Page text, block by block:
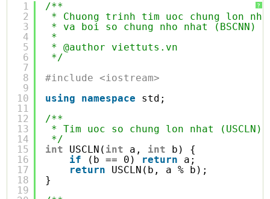
?
1
2
3
4
5
6
7
8
9
10
11
12
13
14
15
16
17
18
19
/**
* Chuong trinh tim uoc chung lon
* va boi so chung nho nhat (BSCNN)
*
* @author viettuts.vn
*/
#include <iostream>
using
namespace
std;
/**
* Tim uoc so chung lon nhat (USCLN)
*/
int
USCLN( int a, int
b) {
if
(b == 0) return
a;
return
USCLN(b, a % b);
}